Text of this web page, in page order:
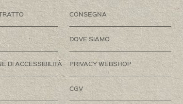
CONSEGNA
DOVE SIAMO
DI ACCESSIBILITÀ PRIVACY WEBSHOP
CGV